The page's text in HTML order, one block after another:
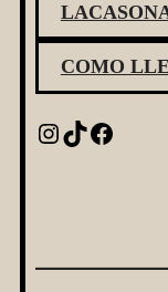
COMO
Instagram TikTok Facebook